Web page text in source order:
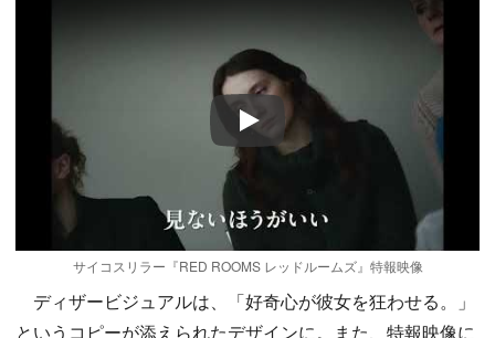
Play
サイコスリラー『RED ROOMS レッドルームズ』特報映像
ディザービジュアルは、「好奇心が彼女を狂わせる。」
というコピーが添えられたデザインに。また、特報映像に